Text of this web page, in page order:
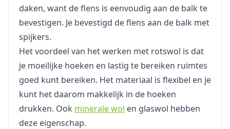
daken, want de flens is eenvoudig aan de balk te
bevestigen. Je bevestigd de flens aan de balk met
spijkers.
Het voordeel van het werken met rotswol is dat
je moeilijke hoeken en lastig te bereiken ruimtes
goed kunt bereiken. Het materiaal is flexibel en je
kunt het daarom makkelijk in de hoeken
drukken. Ook minerale wol en glaswol hebben
deze eigenschap.